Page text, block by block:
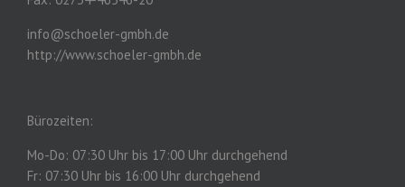
info@schoeler-gmbh.de
http://www.schoeler-gmbh.de
Bürozeiten:
Mo-Do: 07:30 Uhr bis 17:00 Uhr durchgehend
Fr: 07:30 Uhr bis 16:00 Uhr durchgehend